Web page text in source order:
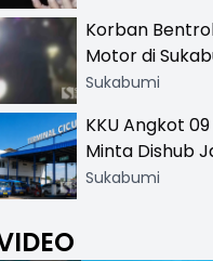
Korban
Motor di
dan Sopir Tangki
Sukabumi
KKU Angkot
Minta Dishub
Tertibkan
Sukabumi